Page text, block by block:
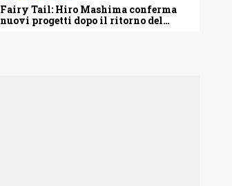
Fairy Tail: Hiro Mashima conferma
nuovi progetti dopo il ritorno del